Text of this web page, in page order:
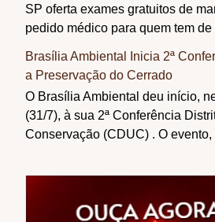
SP oferta exames gratuitos de
pedido médico para quem tem de
Brasília Ambiental Inicia 2ª
a Preservação do Cerrado
O Brasília Ambiental deu início,
(31/7), à sua 2ª Conferência
Conservação (CDUC) . O evento,